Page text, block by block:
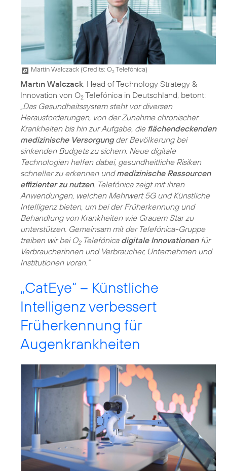
Martin Walczack (Credits: O2Telefónica)
Martin Walczack, Head of Technology Strategy &
Innovation von O2 Telefónica in Deutschland, betont:
„Das Gesundheitssystem steht vor diversen
Herausforderungen, von der Zunahme chronischer
Krankheiten bis hin zur Aufgabe, die flächendeckenden
medizinische Versorgungder Bevölkerung bei
sinkenden Budgets zu sichern. Neue digitale
Technologien helfen dabei, gesundheitliche Risiken
schneller zu erkennen undmedizinische Ressourcen
effizienter zu nutzen. Telefónica zeigt mit ihren
Anwendungen, welchen Mehrwert 5G und Künstliche
Intelligenz bieten, um bei der Früherkennung und
Behandlung von Krankheiten wie Grauem Star zu
unterstützen. Gemeinsam mit der Telefónica-Gruppe
treiben wir bei O2Telefónica digitale Innovationenfür
Verbraucherinnen und Verbraucher, Unternehmen und
Institutionen voran.“
„CatEye“ – Künstliche
Intelligenz verbessert
Früherkennung für
Augenkrankheiten